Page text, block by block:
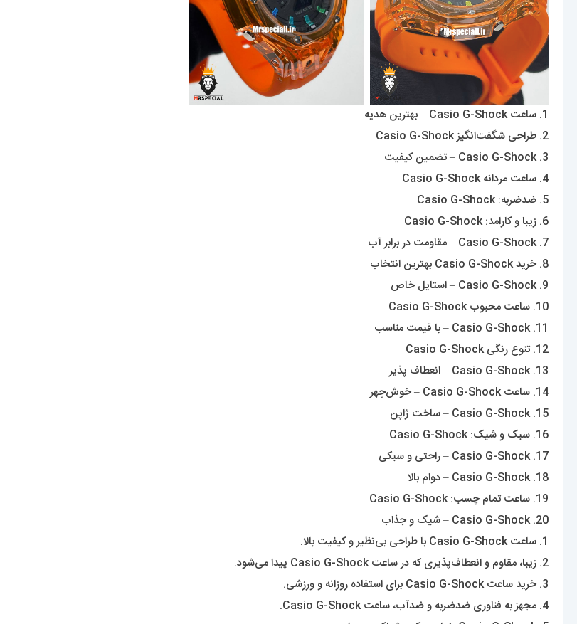
1. ساعت Casio G-Shock – بهترین هدیه
2. طراحی شگفت‌انگیز Casio G-Shock
3. Casio G-Shock – تضمین کیفیت
4. ساعت مردانه Casio G-Shock
5. ضدضربه: Casio G-Shock
6. زیبا و کارامد: Casio G-Shock
7. Casio G-Shock – مقاومت در برابر آب
8. خرید Casio G-Shock بهترین انتخاب
9. Casio G-Shock – استایل خاص
10. ساعت محبوب Casio G-Shock
11. Casio G-Shock – با قیمت مناسب
12. تنوع رنگی Casio G-Shock
13. Casio G-Shock – انعطاف پذیر
14. ساعت Casio G-Shock – خوش‌چهر
15. Casio G-Shock – ساخت ژاپن
16. سبک و شیک: Casio G-Shock
17. Casio G-Shock – راحتی و سبکی
18. Casio G-Shock – دوام بالا
19. ساعت تمام چسب: Casio G-Shock
20. Casio G-Shock – شیک و جذاب
1. ساعت Casio G-Shock با طراحی بی‌نظیر و کیفیت بالا.
2. زیبا، مقاوم و انعطاف‌پذیری که در ساعت Casio G-Shock پیدا می‌شود.
3. خرید ساعت Casio G-Shock برای استفاده روزانه و ورزشی.
4. مجهز به فناوری ضدضربه و ضدآب، ساعت Casio G-Shock.